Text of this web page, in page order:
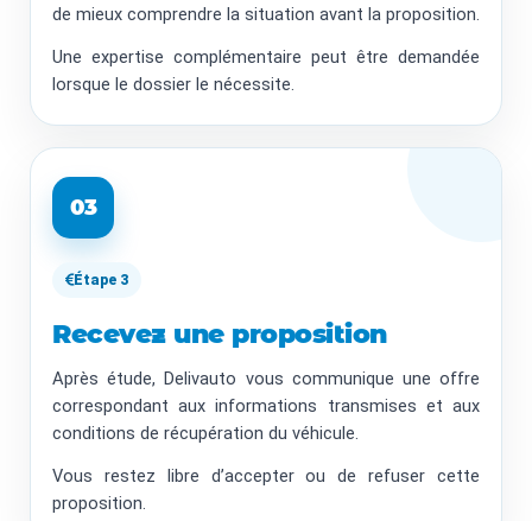
de mieux comprendre la situation avant la proposition.
Une expertise complémentaire peut être demandée
lorsque le dossier le nécessite.
03
Étape 3
Recevez une proposition
Après étude, Delivauto vous communique une offre
correspondant aux informations transmises et aux
conditions de récupération du véhicule.
Vous restez libre d’accepter ou de refuser cette
proposition.